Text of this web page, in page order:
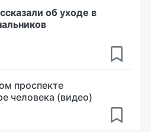
об уходе в
проспекте
человека (видео)